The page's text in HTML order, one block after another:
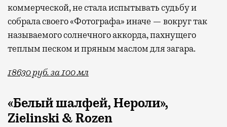
коммерческой, не стала испытывать судьбу и
собрала своего «Фотографа» иначе — вокруг так
называемого солнечного аккорда, пахнущего
теплым песком и пряным маслом для загара.
18630 руб. за 100 мл
«Белый шалфей, Нероли»,
Zielinski & Rozen